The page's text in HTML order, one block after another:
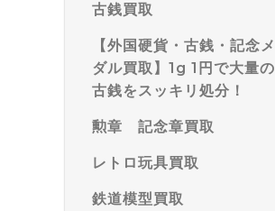
古銭買取
【外国硬貨・古銭・記念メ
ダル買取】1g 1円で大量の
古銭をスッキリ処分！
勲章 記念章買取
レトロ玩具買取
鉄道模型買取